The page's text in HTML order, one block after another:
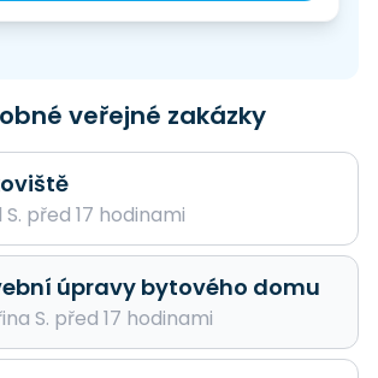
veřejné zakázky
S. před 17 hodinami
úpravy bytového domu
S. před 17 hodinami